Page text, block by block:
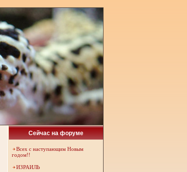
Сейчас на форуме
Всех с наступающим Новым
годом!!
ИЗРАИЛЬ